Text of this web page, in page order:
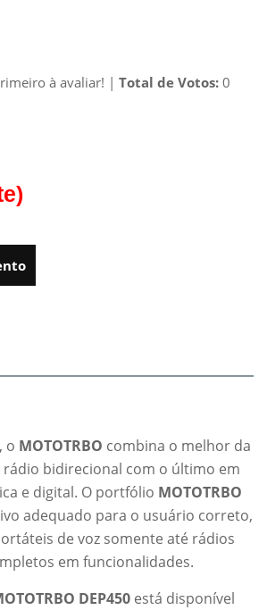
à avaliar! |Total de Votos: 0
o MOTOTRBO combina o melhor da
bidirecional com o último em
e digital. O portfólio MOTOTRBO
adequado para o usuário correto,
de voz somente até rádios
em funcionalidades.
DEP450 está disponível